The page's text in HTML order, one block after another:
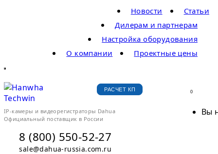
Статьи
Новости
Дилерам и партнерам
Настройка оборудования
Проектные цены
О компании
IP-камеры и видеорегистраторы Dahua
Официальный поставщик в России
РАСЧЕТ КП
8 (800) 550-52-27
sale@dahua-russia.com.ru
0
Вы